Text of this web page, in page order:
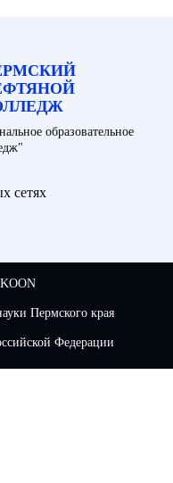
образовательное
сетях
Пермского края
Федерации